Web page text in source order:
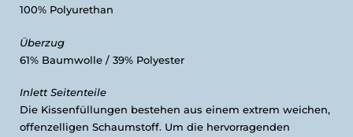
100% Polyurethan
Überzug
61% Baumwolle / 39% Polyester
Inlett Seitenteile
Die Kissenfüllungen bestehen aus einem extrem weichen,
offenzelligen Schaumstoff. Um die hervorragenden